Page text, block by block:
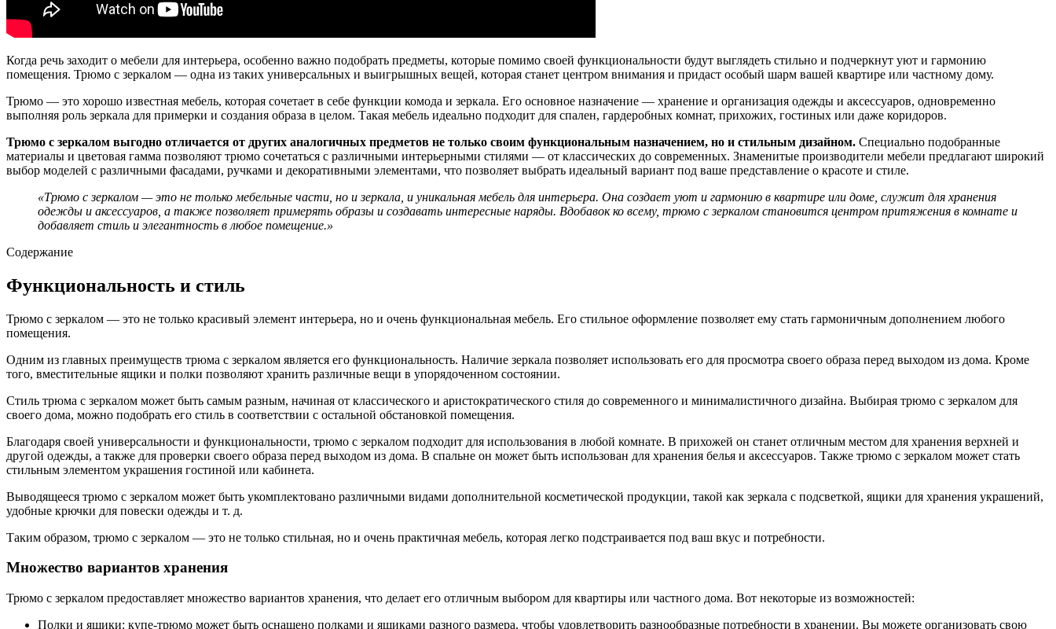
Когда речь заходит о мебели для интерьера, особенно важно подобрать предметы, которые помимо своей функциональности будут выглядеть стильно и подчеркнут уют и гармонию
помещения. Трюмо с зеркалом — одна из таких универсальных и выигрышных вещей, которая станет центром внимания и придаст особый шарм вашей квартире или частному дому.
Трюмо — это хорошо известная мебель, которая сочетает в себе функции комода и зеркала. Его основное назначение — хранение и организация одежды и аксессуаров, одновременно
выполняя роль зеркала для примерки и создания образа в целом. Такая мебель идеально подходит для спален, гардеробных комнат, прихожих, гостиных или даже коридоров.
Трюмо с зеркалом выгодно отличается от других аналогичных предметов не только своим функциональным назначением, но и стильным дизайном. Специально подобранные
материалы и цветовая гамма позволяют трюмо сочетаться с различными интерьерными стилями — от классических до современных. Знаменитые производители мебели предлагают широкий
выбор моделей с различными фасадами, ручками и декоративными элементами, что позволяет выбрать идеальный вариант под ваше представление о красоте и стиле.
«Трюмо с зеркалом — это не только мебельные части, но и зеркала, и уникальная мебель для интерьера. Она создает уют и гармонию в квартире или доме, служит для хранения
одежды и аксессуаров, а также позволяет примерять образы и создавать интересные наряды. Вдобавок ко всему, трюмо с зеркалом становится центром притяжения в комнате и
добавляет стиль и элегантность в любое помещение.»
Содержание
Функциональность и стиль
Трюмо с зеркалом — это не только красивый элемент интерьера, но и очень функциональная мебель. Его стильное оформление позволяет ему стать гармоничным дополнением любого
помещения.
Одним из главных преимуществ трюма с зеркалом является его функциональность. Наличие зеркала позволяет использовать его для просмотра своего образа перед выходом из дома. Кроме
того, вместительные ящики и полки позволяют хранить различные вещи в упорядоченном состоянии.
Стиль трюма с зеркалом может быть самым разным, начиная от классического и аристократического стиля до современного и минималистичного дизайна. Выбирая трюмо с зеркалом для
своего дома, можно подобрать его стиль в соответствии с остальной обстановкой помещения.
Благодаря своей универсальности и функциональности, трюмо с зеркалом подходит для использования в любой комнате. В прихожей он станет отличным местом для хранения верхней и
другой одежды, а также для проверки своего образа перед выходом из дома. В спальне он может быть использован для хранения белья и аксессуаров. Также трюмо с зеркалом может стать
стильным элементом украшения гостиной или кабинета.
Выводящееся трюмо с зеркалом может быть укомплектовано различными видами дополнительной косметической продукции, такой как зеркала с подсветкой, ящики для хранения украшений,
удобные крючки для повески одежды и т. д.
Таким образом, трюмо с зеркалом — это не только стильная, но и очень практичная мебель, которая легко подстраивается под ваш вкус и потребности.
Множество вариантов хранения
Трюмо с зеркалом предоставляет множество вариантов хранения, что делает его отличным выбором для квартиры или частного дома. Вот некоторые из возможностей:
Полки и ящики: купе-трюмо может быть оснащено полками и ящиками разного размера, чтобы удовлетворить разнообразные потребности в хранении. Вы можете организовать свою